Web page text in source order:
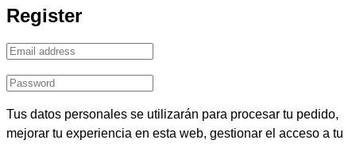
Register
Tus datos personales se utilizarán para procesar tu pedido,
mejorar tu experiencia en esta web, gestionar el acceso a tu